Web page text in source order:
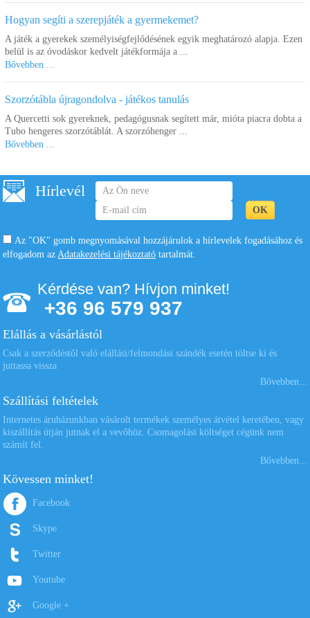
Hogyan segíti a szerepjáték a gyermekemet?
A játék a gyerekek személyiségfejlődésének egyik meghatározó alapja. Ezen
belül is az óvodáskor kedvelt játékformája a ...
Bővebben ...
Szorzótábla újragondolva - játékos tanulás
A Quercetti sok gyereknek, pedagógusnak segített már, mióta piacra dobta a
Tubo hengeres szorzótáblát. A szorzóhenger ...
Bővebben ...
Hírlevél
Az "OK" gomb megnyomásával hozzájárulok a hírlevelek fogadásához és
elfogadom az Adatakezelési tájékoztató tartalmát.
Kérdése van? Hívjon minket!
+36 96 579 937
Elállás a vásárlástól
Csak a szerződéstől való elállási/felmondási szándék esetén töltse ki és
juttassa vissza
Bővebben...
Szállítási feltételek
Internetes áruházunkban vásárolt termékek személyes átvétel keretében, vagy
kiszállítás útján jutnak el a vevőhöz. Csomagolási költséget cégünk nem
számít fel.
Bővebben...
Kövessen minket!
Facebook
Skype
Twitter
Youtube
Google +